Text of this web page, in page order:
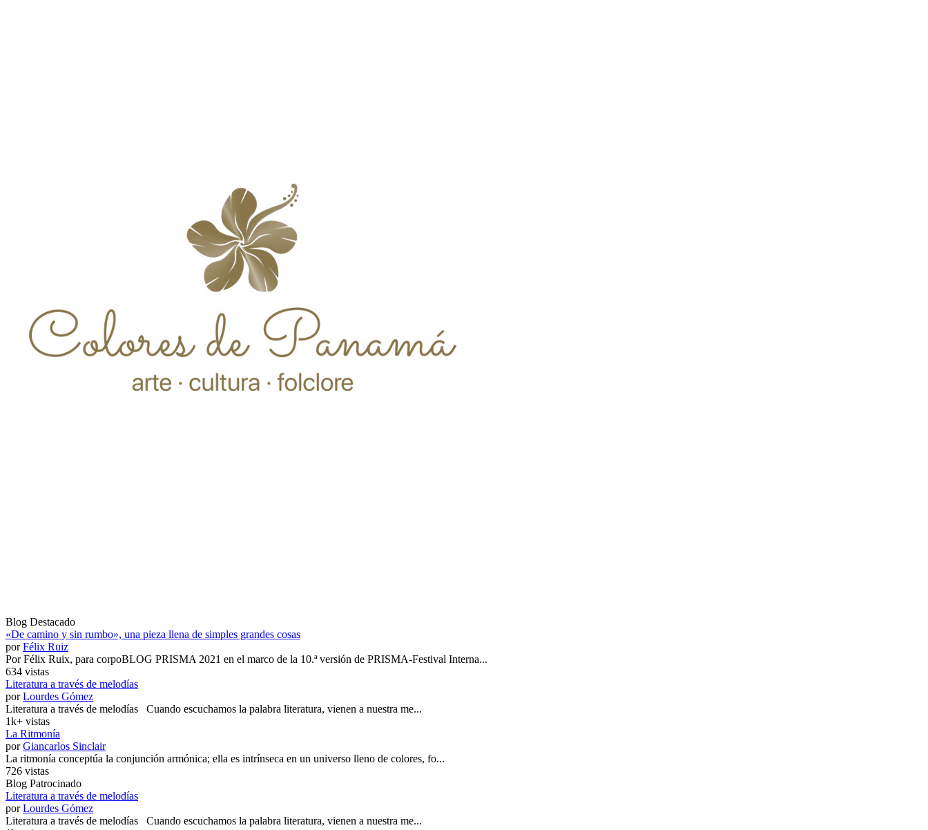
Blog Destacado
«De camino y sin rumbo», una pieza llena de simples grandes cosas
porFélix Ruiz
Por Félix Ruix, para corpoBLOG PRISMA 2021 en el marco de la 10.ª versión de PRISMA-Festival Interna...
634 vistas
Literatura a través de melodías
porLourdes Gómez
Literatura a través de melodías Cuando escuchamos la palabra literatura, vienen a nuestra me...
1k+ vistas
La Ritmonía
porGiancarlos Sinclair
La ritmonía conceptúa la conjunción armónica; ella es intrínseca en un universo lleno de colores, fo...
726 vistas
Blog Patrocinado
Literatura a través de melodías
porLourdes Gómez
Literatura a través de melodías Cuando escuchamos la palabra literatura, vienen a nuestra me...